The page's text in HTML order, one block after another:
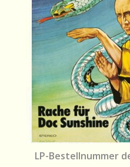
LP-Bestellnummer